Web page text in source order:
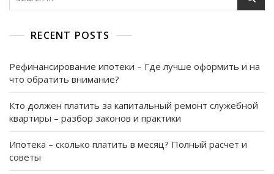
Что
RECENT POSTS
Рефинансирование ипотеки – Где лучше оформить и на
что обратить внимание?
Кто должен платить за капитальный ремонт служебной
квартиры – разбор законов и практики
Ипотека – сколько платить в месяц? Полный расчет и
советы